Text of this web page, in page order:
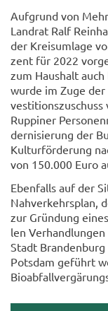
Auf­grund von
Land­rat Ralf
der Kreis­um­la­ge
zent für 2022
zum Haus­halt
wurde im Zuge
Ruppiner
der­ni­sie­rung der
Kul­tur­för­de­rung
von 150.000 Euro
Eben­falls auf der
Nah­ver­kehrs­plan,
zur Grün­dung
len
Stadt
Pots­dam ge­führt